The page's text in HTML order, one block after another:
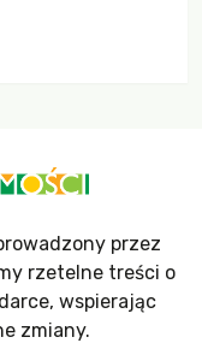
przez
rzetelne treści o
wspierając
zmiany.